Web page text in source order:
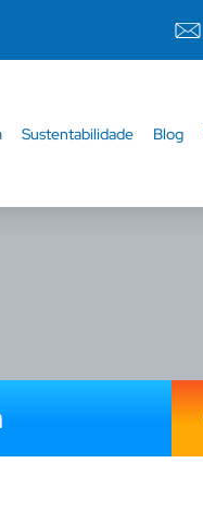
Sustentabilidade Blog